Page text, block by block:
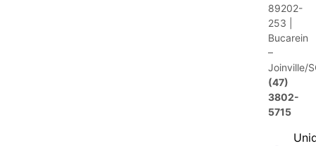
89202-
253 |
Bucarein
–
Joinville/
(47)
3802-
5715